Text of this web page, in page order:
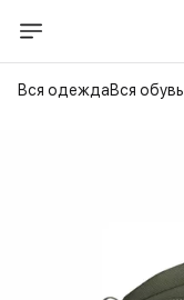
Вся одеждаВся обувь